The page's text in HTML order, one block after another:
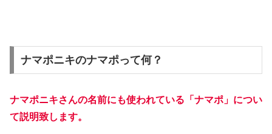
ナマポニキのナマポって何？
ナマポニキさんの名前にも使われている「ナマポ」につい
て説明致します。